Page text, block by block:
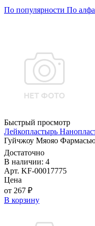
По популярности По
Быстрый просмотр
Лейкопластырь
Гуйчжоу Мяояо
Достаточно
В наличии: 4
Арт. KF-00017775
Цена
от 267 ₽
В корзину